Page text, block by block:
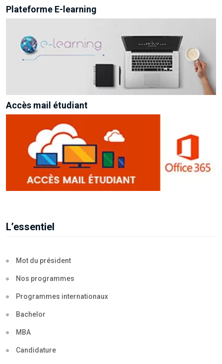
Plateforme E-learning
Accès mail étudiant
L’essentiel
Mot du président
Nos programmes
Programmes internationaux
Bachelor
MBA
Candidature